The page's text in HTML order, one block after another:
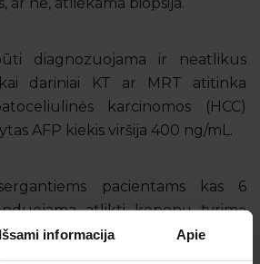
Išsami informacija Apie
diagnozuojama ir neatlikus
dariniai KT ar MRT atitinka
karcinomos (HCC)
AFP kiekis viršija 400 ng/mL.
pacientams kas 6
atlikti kepenų tyrimą
alfa fetoproteino
Tai gali padėti kuo anksčiau